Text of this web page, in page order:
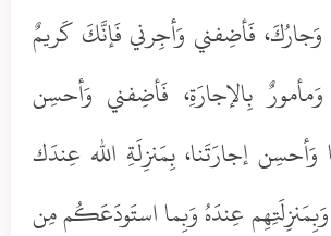
فَأضِفني وَأجِرني فَإنَّكَ كَريمٌ
بِالإجارَةِ، فَأضِفني وَأحسِن
وَأحسِن إجارَتَنا، بِمَنزِلَةِ الله عِندَك
عِندَهُ وَبِما استَودَعَكُم مِن